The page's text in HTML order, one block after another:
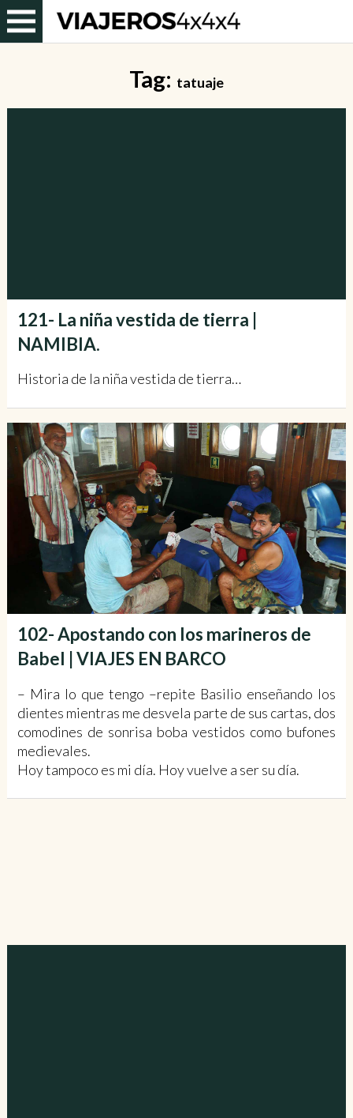
Tag: tatuaje
121- La niña vestida de tierra |
NAMIBIA.
Historia de la niña vestida de tierra…
102- Apostando con los marineros de
Babel | VIAJES EN BARCO
– Mira lo que tengo –repite Basilio enseñando los
dientes mientras me desvela parte de sus cartas, dos
comodines de sonrisa boba vestidos como bufones
medievales.
Hoy tampoco es mi día. Hoy vuelve a ser su día.